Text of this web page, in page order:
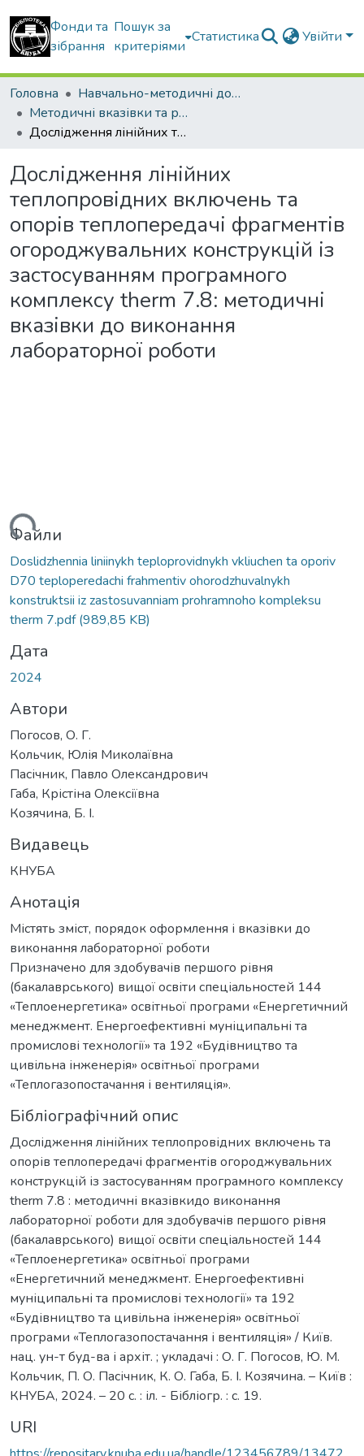
Фонди та
зібрання
Пошук за
критеріями
Статистика Увійти
Головна
Навчально-методичні документи
Методичні вказівки та рекомендації
Дослідження лінійних теплопровідних включень та опорів теплопередачі фрагментів огороджувальних конструкцій із застосуванням програмного комплексу therm 7.8: методичні вказівки до виконання лабораторної роботи
Дослідження лінійних
теплопровідних включень та
опорів теплопередачі фрагментів
огороджувальних конструкцій із
застосуванням програмного
комплексу therm 7.8: методичні
вказівки до виконання
лабораторної роботи
Файли
Doslidzhennia liniinykh teploprovidnykh vkliuchen ta oporiv
D70 teploperedachi frahmentiv ohorodzhuvalnykh
konstruktsii iz zastosuvanniam prohramnoho kompleksu
therm 7.pdf(989,85 KB)
Дата
2024
Автори
Погосов, О. Г.
Кольчик, Юлія Миколаївна
Пасічник, Павло Олександрович
Габа, Крістіна Олексіївна
Козячина, Б. І.
Видавець
КНУБА
Анотація
Містять зміст, порядок оформлення і вказівки до
виконання лабораторної роботи
Призначено для здобувачів першого рівня
(бакалаврського) вищої освіти спеціальностей 144
«Теплоенергетика» освітньої програми «Енергетичний
менеджмент. Енергоефективні муніципальні та
промислові технології» та 192 «Будівництво та
цивільна інженерія» освітньої програми
«Теплогазопостачання і вентиляція».
Бібліографічний опис
Дослідження лінійних теплопровідних включень та
опорів теплопередачі фрагментів огороджувальних
конструкцій із застосуванням програмного комплексу
therm 7.8 : методичні вказівкидо виконання
лабораторної роботи для здобувачів першого рівня
(бакалаврського) вищої освіти спеціальностей 144
«Теплоенергетика» освітньої програми
«Енергетичний менеджмент. Енергоефективні
муніципальні та промислові технології» та 192
«Будівництво та цивільна інженерія» освітньої
програми «Теплогазопостачання і вентиляція» / Київ.
нац. ун-т буд-ва і архіт. ; укладачі : О. Г. Погосов, Ю. М.
Кольчик, П. О. Пасічник, К. О. Габа, Б. І. Козячина. – Київ :
КНУБА, 2024. – 20 с. : іл. - Бібліогр. : с. 19.
URI